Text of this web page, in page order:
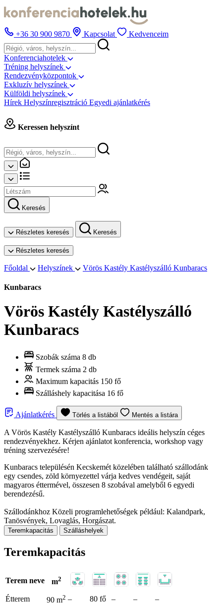
+36 30 900 9870 Kapcsolat Kedvenceim
Konferenciahotelek
Tréning helyszínek
Rendezvényközpontok
Exkluzív helyszínek
Külföldi helyszínek
Hírek Helyszínregisztráció Egyedi ajánlatkérés
Keressen helyszínt
Keresés
Részletes keresés Keresés
Részletes keresés
Főoldal Helyszínek Vörös Kastély Kastélyszálló Kunbaracs
Kunbaracs
Vörös Kastély Kastélyszálló
Kunbaracs
Szobák száma 8 db
Termek száma 2 db
Maximum kapacitás 150 fő
Szálláshely kapacitása 16 fő
Ajánlatkérés Törlés a listából Mentés a listára
A Vörös Kastély Kastélyszálló Kunbaracs ideális helyszín céges
rendezvényekhez. Kérjen ajánlatot konferencia, workshop vagy
tréning szervezésére!
Kunbaracs településén Kecskemét közelében található szállodánk
egy csendes, zöld környezettel várja kedves vendégeit, saját
magyaros éttermével, összesen 8 szobával amelyből 6 egyedi
berendezésű.
Szállodánkhoz Közeli programlehetőségek például: Kalandpark,
Tanösvények, Lovaglás, Horgászat.
Teremkapacitás Szálláshelyek
Teremkapacitás
Terem neve m2
Étterem 90 m2 – 80 fő – –
–